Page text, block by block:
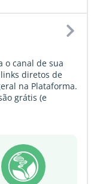
o canal de sua
diretos de
na Plataforma.
grátis (e